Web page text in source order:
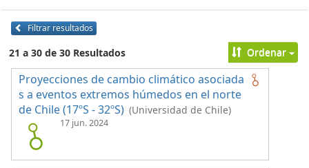
Filtrar resultados
21 a 30 de 30 Resultados Ordenar
Proyecciones de cambio climático asociada
s a eventos extremos húmedos en el norte
de Chile (17ºS - 32ºS) (Universidad de Chile)
17 jun. 2024